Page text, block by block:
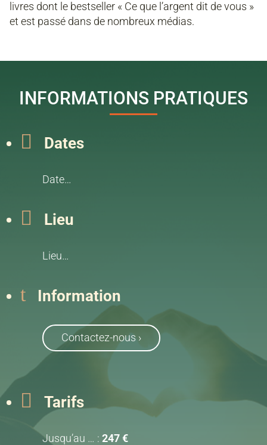
livres dont le bestseller « Ce que l’argent dit de vous »
et est passé dans de nombreux médias.
INFORMATIONS PRATIQUES
 Dates
Date…
 Lieu
Lieu…
t Information
Contactez-nous ›
 Tarifs
Jusqu’au … : 247 €